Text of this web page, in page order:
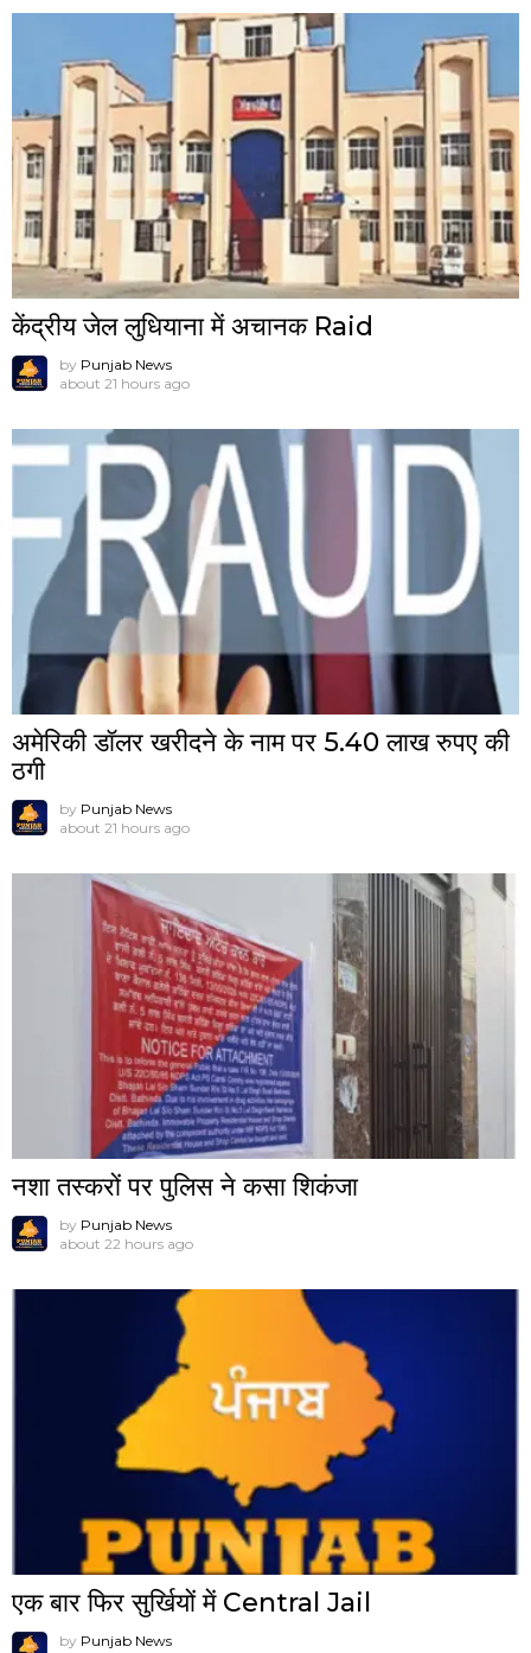
केंद्रीय जेल लुधियाना में अचानक Raid
by Punjab News
about 21 hours ago
अमेरिकी डॉलर खरीदने के नाम पर 5.40 लाख रुपए की
ठगी
by Punjab News
about 21 hours ago
नशा तस्करों पर पुलिस ने कसा शिकंजा
by Punjab News
about 22 hours ago
एक बार फिर सुर्खियों में Central Jail
by Punjab News